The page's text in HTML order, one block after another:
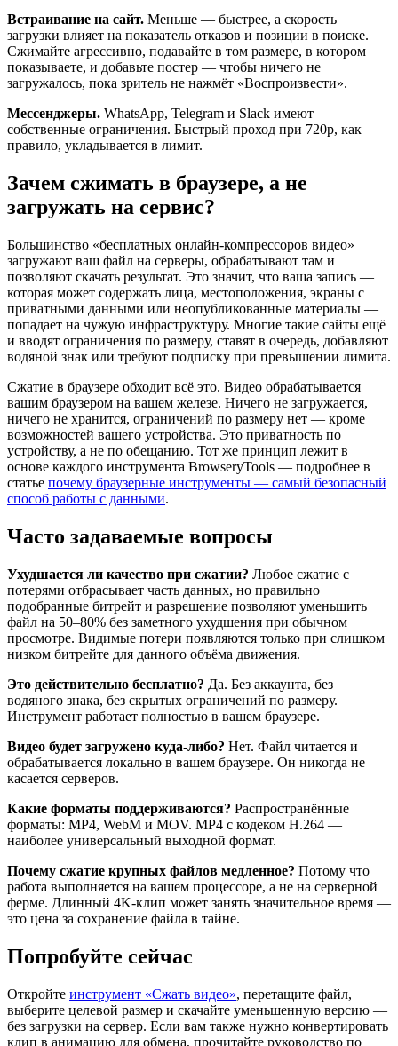
Встраивание на сайт. Меньше — быстрее, а скорость
загрузки влияет на показатель отказов и позиции в поиске.
Сжимайте агрессивно, подавайте в том размере, в котором
показываете, и добавьте постер — чтобы ничего не
загружалось, пока зритель не нажмёт «Воспроизвести».
Мессенджеры. WhatsApp, Telegram и Slack имеют
собственные ограничения. Быстрый проход при 720p, как
правило, укладывается в лимит.
Зачем сжимать в браузере, а не
загружать на сервис?
Большинство «бесплатных онлайн-компрессоров видео»
загружают ваш файл на серверы, обрабатывают там и
позволяют скачать результат. Это значит, что ваша запись —
которая может содержать лица, местоположения, экраны с
приватными данными или неопубликованные материалы —
попадает на чужую инфраструктуру. Многие такие сайты ещё
и вводят ограничения по размеру, ставят в очередь, добавляют
водяной знак или требуют подписку при превышении лимита.
Сжатие в браузере обходит всё это. Видео обрабатывается
вашим браузером на вашем железе. Ничего не загружается,
ничего не хранится, ограничений по размеру нет — кроме
возможностей вашего устройства. Это приватность по
устройству, а не по обещанию. Тот же принцип лежит в
основе каждого инструмента BrowseryTools — подробнее в
статье почему браузерные инструменты — самый безопасный
способ работы с данными.
Часто задаваемые вопросы
Ухудшается ли качество при сжатии? Любое сжатие с
потерями отбрасывает часть данных, но правильно
подобранные битрейт и разрешение позволяют уменьшить
файл на 50–80% без заметного ухудшения при обычном
просмотре. Видимые потери появляются только при слишком
низком битрейте для данного объёма движения.
Это действительно бесплатно? Да. Без аккаунта, без
водяного знака, без скрытых ограничений по размеру.
Инструмент работает полностью в вашем браузере.
Видео будет загружено куда-либо? Нет. Файл читается и
обрабатывается локально в вашем браузере. Он никогда не
касается серверов.
Какие форматы поддерживаются? Распространённые
форматы: MP4, WebM и MOV. MP4 с кодеком H.264 —
наиболее универсальный выходной формат.
Почему сжатие крупных файлов медленное? Потому что
работа выполняется на вашем процессоре, а не на серверной
ферме. Длинный 4K-клип может занять значительное время —
это цена за сохранение файла в тайне.
Попробуйте сейчас
Откройте инструмент «Сжать видео», перетащите файл,
выберите целевой размер и скачайте уменьшенную версию —
без загрузки на сервер. Если вам также нужно конвертировать
клип в анимацию для обмена, прочитайте руководство по